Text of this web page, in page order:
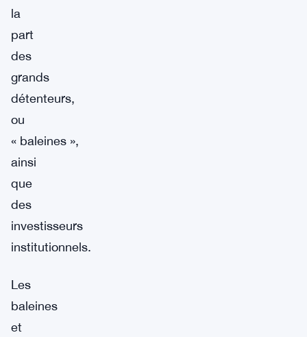
la
part
des
grands
détenteurs,
ou
« baleines »,
ainsi
que
des
investisseurs
institutionnels.
Les
baleines
et